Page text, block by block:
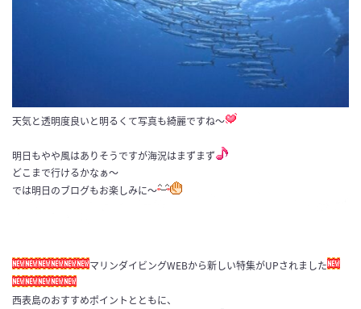
天気と透明度良いと明るくて写真も綺麗ですね～
明日もやや風はありそうですが海況はまずまず
どこまで行けるかなぁ～
では明日のブログもお楽しみに～
マリンダイビングWEBから新しい特集がUPされました
西表島のおすすめポイントとともに、